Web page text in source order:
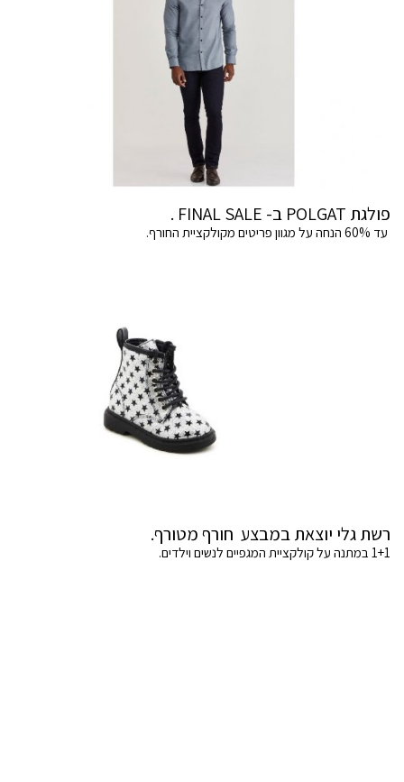
פולגת POLGAT ב- FINAL SALE .
עד 60% הנחה על מגוון פריטים מקולקציית החורף.
רשת גלי יוצאת במבצע חורף מטורף.
1+1 במתנה על קולקציית המגפיים לנשים וילדים.